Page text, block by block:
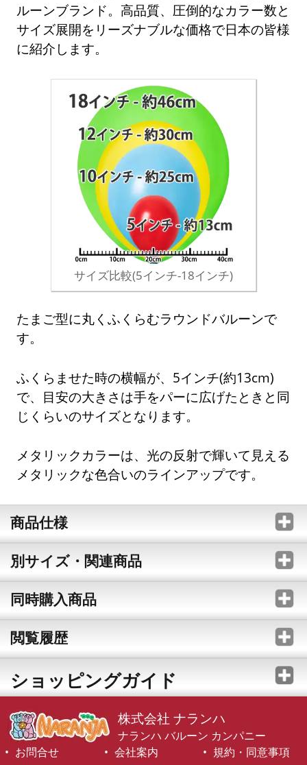
ルーンブランド。高品質、圧倒的なカラー数と
サイズ展開をリーズナブルな価格で日本の皆様
に紹介します。
サイズ比較(5インチ-18インチ)
たまご型に丸くふくらむラウンドバルーンで
す。
ふくらませた時の横幅が、5インチ(約13cm)
で、目安の大きさは手をパーに広げたときと同
じくらいのサイズとなります。
メタリックカラーは、光の反射で輝いて見える
メタリックな色合いのラインアップです。
商品仕様
別サイズ・関連商品
同時購入商品
閲覧履歴
ショッピングガイド
株式会社 ナランハ
ナランハ バルーン カンパニー
お問合せ
会社案内 規約・同意事項